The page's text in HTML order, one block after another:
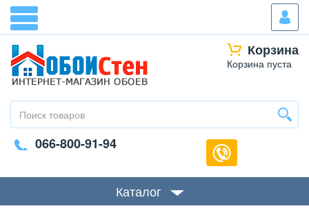
Корзина
Корзина пуста
066-800-91-94
Каталог